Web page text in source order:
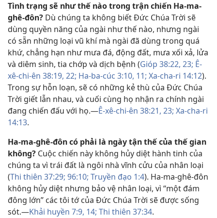
Tình trạng sẽ như thế nào trong trận chiến Ha-ma-
ghê-đôn? Dù chúng ta không biết Đức Chúa Trời sẽ
dùng quyền năng của ngài như thế nào, nhưng ngài
có sẵn những loại vũ khí mà ngài đã dùng trong quá
khứ, chẳng hạn như mưa đá, động đất, mưa xối xả, lửa
và diêm sinh, tia chớp và dịch bệnh (Gióp 38:22, 23; Ê-
xê-chi-ên 38:19, 22; Ha-ba-cúc 3:10, 11; Xa-cha-ri 14:12).
Trong sự hỗn loạn, sẽ có những kẻ thù của Đức Chúa
Trời giết lẫn nhau, và cuối cùng họ nhận ra chính ngài
đang chiến đấu với họ.​—Ê-xê-chi-ên 38:21, 23; Xa-cha-ri
14:13.
Ha-ma-ghê-đôn có phải là ngày tận thế của thế gian
không? Cuộc chiến này không hủy diệt hành tinh của
chúng ta vì trái đất là ngôi nhà vĩnh cửu của nhân loại
(Thi thiên 37:29; 96:10; Truyền đạo 1:4). Ha-ma-ghê-đôn
không hủy diệt nhưng bảo vệ nhân loại, vì “một đám
đông lớn” các tôi tớ của Đức Chúa Trời sẽ được sống
sót.​—Khải huyền 7:9, 14; Thi thiên 37:34.